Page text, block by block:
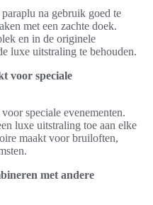
na gebruik goed te
met een zachte doek.
en in de originele
luxe uitstraling te behouden.
voor speciale
speciale evenementen.
luxe uitstraling toe aan elke
maakt voor bruiloften,
met andere